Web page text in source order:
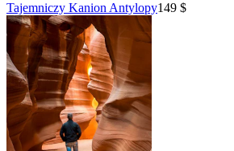
Tajemniczy Kanion Antylopy149 $